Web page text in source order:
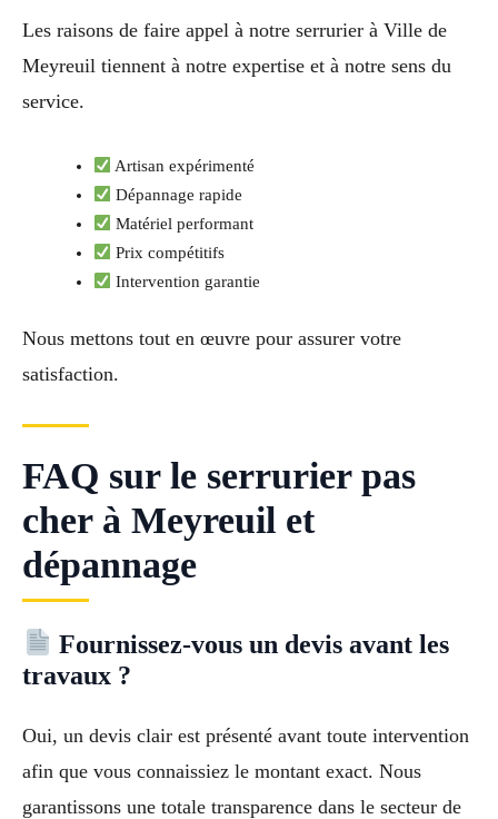
Les raisons de faire appel à notre serrurier à Ville de
Meyreuil tiennent à notre expertise et à notre sens du
service.
Artisan expérimenté
Dépannage rapide
Matériel performant
Prix compétitifs
Intervention garantie
Nous mettons tout en œuvre pour assurer votre
satisfaction.
FAQ sur le serrurier pas
cher à Meyreuil et
dépannage
Fournissez-vous un devis avant les
travaux ?
Oui, un devis clair est présenté avant toute intervention
afin que vous connaissiez le montant exact. Nous
garantissons une totale transparence dans le secteur de